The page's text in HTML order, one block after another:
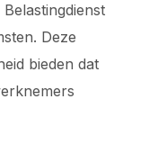
Deze
bieden dat